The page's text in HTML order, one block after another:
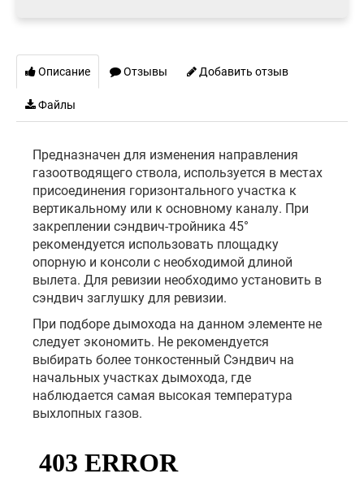
Описание Отзывы Добавить отзыв
Файлы
Предназначен для изменения направления
газоотводящего ствола, используется в местах
присоединения горизонтального участка к
вертикальному или к основному каналу. При
закреплении сэндвич-тройника 45°
рекомендуется использовать площадку
опорную и консоли с необходимой длиной
вылета. Для ревизии необходимо установить в
сэндвич заглушку для ревизии.
При подборе дымохода на данном элементе не
следует экономить. Не рекомендуется
выбирать более тонкостенный Сэндвич на
начальных участках дымохода, где
наблюдается самая высокая температура
выхлопных газов.